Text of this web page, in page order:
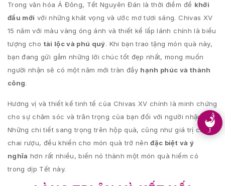
Trong văn hóa Á Đông, Tết Nguyên Đán là thời điểm để khởi
đầu mới với những khát vọng và ước mơ tươi sáng. Chivas XV
15 năm với màu vàng óng ánh và thiết kế lấp lánh chính là biểu
tượng cho tài lộc và phú quý. Khi bạn trao tặng món quà này,
bạn đang gửi gắm những lời chúc tốt đẹp nhất, mong muốn
người nhận sẽ có một năm mới tràn đầy hạnh phúc và thành
công.
Hương vị và thiết kế tinh tế của Chivas XV chính là minh chứng
cho sự chăm sóc và trân trọng của bạn đối với người nhận.
Những chi tiết sang trọng trên hộp quà, cũng như giá trị của
chai rượu, đều khiến cho món quà trở nênđặc biệt và ý
nghĩa hơn rất nhiều, biến nó thành một món quà hiếm có
trong dịp Tết này.